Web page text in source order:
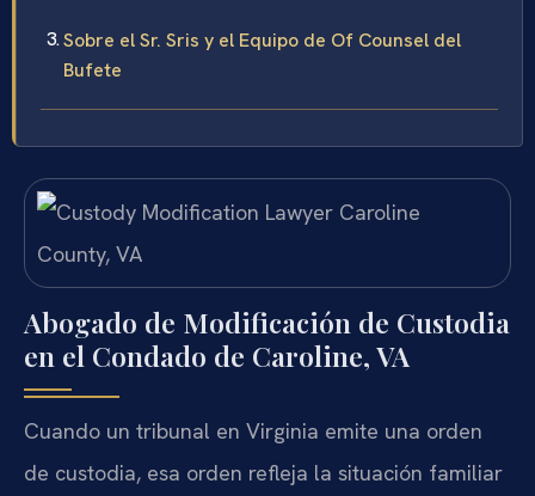
Sobre el Sr. Sris y el Equipo de Of Counsel del
Bufete
Abogado de Modificación de Custodia
en el Condado de Caroline, VA
Cuando un tribunal en Virginia emite una orden
de custodia, esa orden refleja la situación familiar